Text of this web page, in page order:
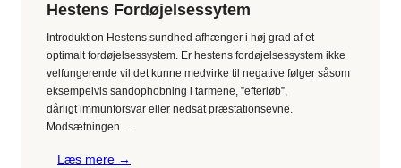
Hestens Fordøjelsessytem
Introduktion Hestens sundhed afhænger i høj grad af et
optimalt fordøjelsessystem. Er hestens fordøjelsessystem ikke
velfungerende vil det kunne medvirke til negative følger såsom
eksempelvis sandophobning i tarmene, ”efterløb”,
dårligt immunforsvar eller nedsat præstationsevne.
Modsætningen…
Læs mere →